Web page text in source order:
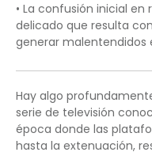
• La confusión inicial
delicado que resulta
generar malentendidos
Hay algo
serie de televisión
época donde las
hasta la extenuación,